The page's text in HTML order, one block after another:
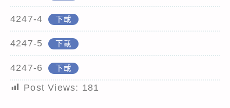
4247-4 下載
4247-5 下載
4247-6 下載
Post Views: 181